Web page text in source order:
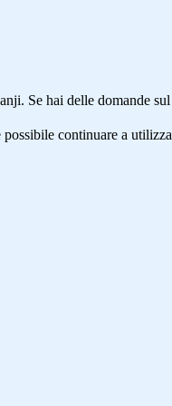
Se hai delle domande
possibile continuare a